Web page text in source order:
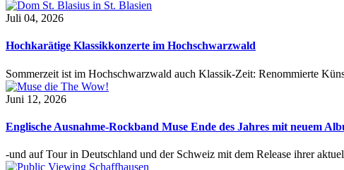
Juli 04, 2026
Hochkarätige Klassikkonzerte im Hochschwarzwald
Sommerzeit ist im Hochschwarzwald auch Klassik-Zeit: Renommierte
Juni 12, 2026
Englische Ausnahme-Rockband Muse Ende des Jahres mit neuem
-und auf Tour in Deutschland und der Schweiz mit dem Release ihrer